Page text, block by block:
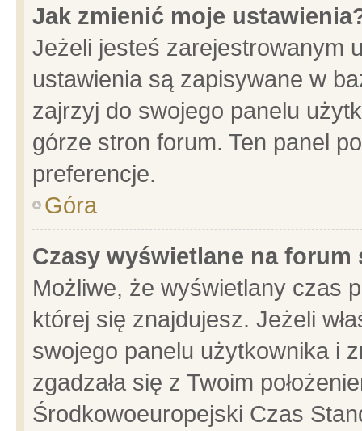
Jak zmienić moje
Jeżeli jesteś zarejestrowanym
ustawienia są zapisywane w
zajrzyj do swojego panelu
górze stron forum. Ten panel
preferencje.
Góra
Czasy wyświetlane na forum
Możliwe, że wyświetlany czas
której się znajdujesz. Jeżeli
swojego panelu użytkownika i
zgadzała się z Twoim
Środkowoeuropejski Czas